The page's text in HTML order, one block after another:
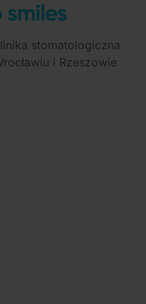
stomatologiczna
i Rzeszowie